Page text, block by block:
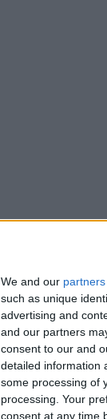
We and our partners
such as unique
advertising and
and our partners
consent to our and
detailed information
some processing of
processing. Your
consent at any time